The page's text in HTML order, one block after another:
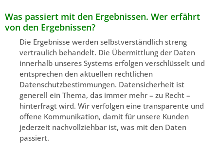
Was passiert mit den Ergebnissen. Wer erfährt
von den Ergebnissen?
Die Ergebnisse werden selbstverständlich streng
vertraulich behandelt. Die Übermittlung der Daten
innerhalb unseres Systems erfolgen verschlüsselt und
entsprechen den aktuellen rechtlichen
Datenschutzbestimmungen. Datensicherheit ist
generell ein Thema, das immer mehr – zu Recht –
hinterfragt wird. Wir verfolgen eine transparente und
offene Kommunikation, damit für unsere Kunden
jederzeit nachvollziehbar ist, was mit den Daten
passiert.